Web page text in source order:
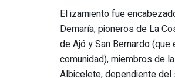
El izamiento fue
Demaría, pioneros de La
de Ajó y San Bernardo
comunidad), miembros de
Albicelete, dependiente